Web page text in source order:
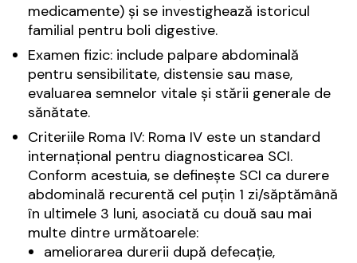
medicamente) și se investighează istoricul
familial pentru boli digestive.
Examen fizic: include palpare abdominală
pentru sensibilitate, distensie sau mase,
evaluarea semnelor vitale și stării generale de
sănătate.
Criteriile Roma IV: Roma IV este un standard
internațional pentru diagnosticarea SCI.
Conform acestuia, se definește SCI ca durere
abdominală recurentă cel puțin 1 zi/săptămână
în ultimele 3 luni, asociată cu două sau mai
multe dintre următoarele:
ameliorarea durerii după defecație,